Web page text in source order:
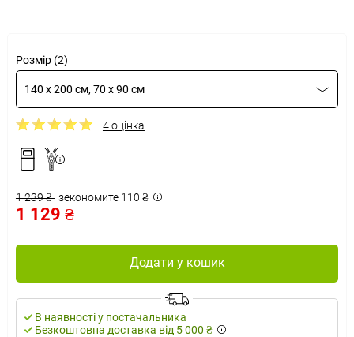
Розмір (2)
140 x 200 см, 70 x 90 см
4 оцінка
1 239 ₴ зекономите 110 ₴
1 129 ₴
Додати у кошик
В наявності у постачальника
Безкоштовна доставка від 5 000 ₴